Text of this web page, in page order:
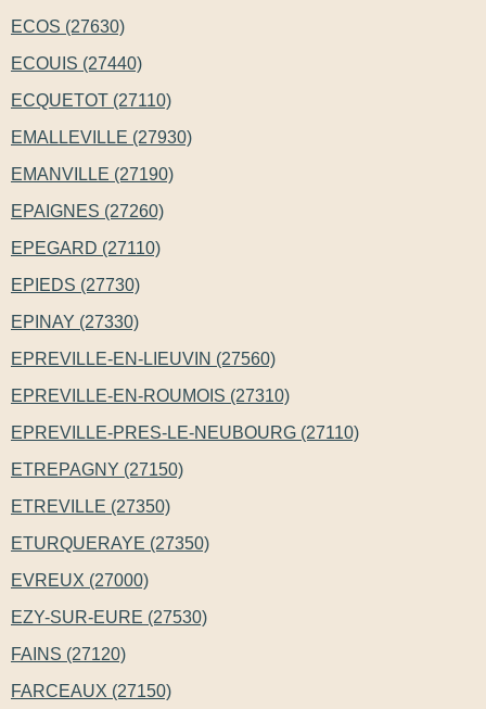
ECOS (27630)
ECOUIS (27440)
ECQUETOT (27110)
EMALLEVILLE (27930)
EMANVILLE (27190)
EPAIGNES (27260)
EPEGARD (27110)
EPIEDS (27730)
EPINAY (27330)
EPREVILLE-EN-LIEUVIN (27560)
EPREVILLE-EN-ROUMOIS (27310)
EPREVILLE-PRES-LE-NEUBOURG (27110)
ETREPAGNY (27150)
ETREVILLE (27350)
ETURQUERAYE (27350)
EVREUX (27000)
EZY-SUR-EURE (27530)
FAINS (27120)
FARCEAUX (27150)